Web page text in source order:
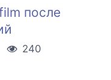
после
240